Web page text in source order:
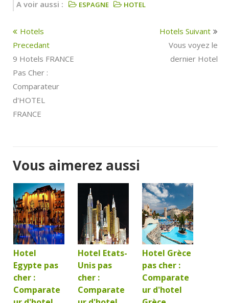
A voir aussi :
ESPAGNE HOTEL
Hotels
Precedant
9 Hotels FRANCE
Pas Cher :
Comparateur
d'HOTEL
FRANCE
Hotels Suivant
Vous voyez le
dernier Hotel
Vous aimerez aussi
Hotel
Egypte pas
cher :
Comparate
Hotel Etats-
Unis pas
cher :
Comparate
Hotel Grèce
pas cher :
Comparate
ur d'hotel